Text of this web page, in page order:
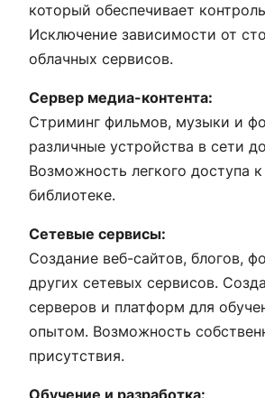
который обеспечивает
Исключение зависимости от
облачных сервисов.
Сервер медиа-контента:
Стриминг фильмов, музыки и
различные устройства в сети
Возможность легкого доступа
библиотеке.
Сетевые сервисы:
Создание веб-сайтов, блогов,
других сетевых сервисов.
серверов и платформ для
опытом. Возможность
присутствия.